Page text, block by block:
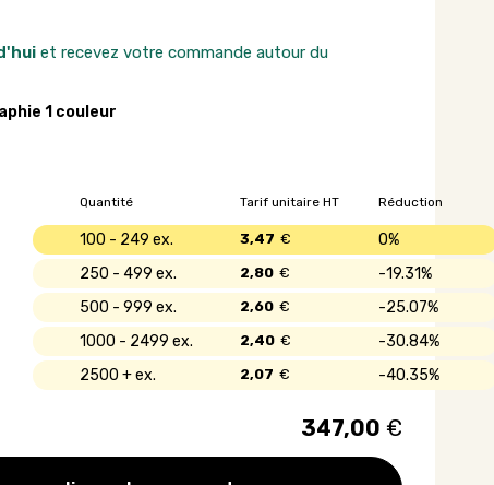
et recevez votre commande autour du
1 couleur
Quantité Réduction
Tarif unitaire HT
100 - 249 0%
3,47 €
250 - 499 19.31%
2,80 €
500 - 999 25.07%
2,60 €
1000 - 2499 30.84%
2,40 €
2500 + 40.35%
2,07 €
347,00 €